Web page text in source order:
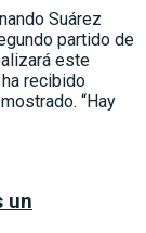
Suárez
partido de
este
recibido
“Hay
un